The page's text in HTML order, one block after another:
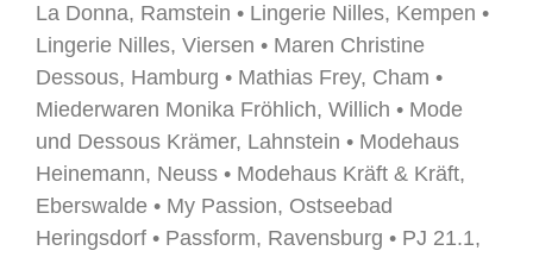
La Donna, Ramstein • Lingerie Nilles, Kempen •
Lingerie Nilles, Viersen • Maren Christine
Dessous, Hamburg • Mathias Frey, Cham •
Miederwaren Monika Fröhlich, Willich • Mode
und Dessous Krämer, Lahnstein • Modehaus
Heinemann, Neuss • Modehaus Kräft & Kräft,
Eberswalde • My Passion, Ostseebad
Heringsdorf • Passform, Ravensburg • PJ 21.1,